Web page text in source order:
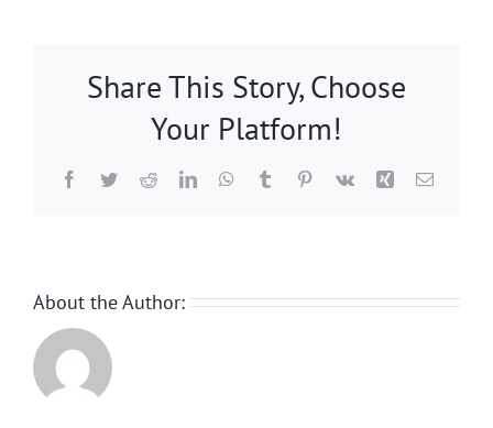
Share This Story, Choose
Your Platform!
Facebook
TwitterRedditLinkedInWhatsApp
TumblrPinterest
Vk Xing Email:
About the Author: